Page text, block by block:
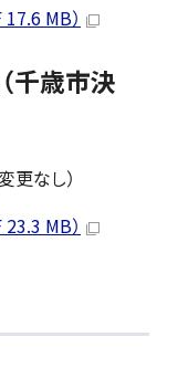
MB）
千歳市決
更なし）
MB）